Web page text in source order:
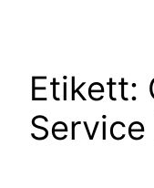
Etikett: